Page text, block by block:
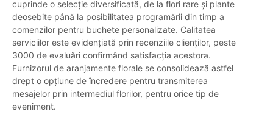
cuprinde o selecție diversificată, de la flori rare și plante
deosebite până la posibilitatea programării din timp a
comenzilor pentru buchete personalizate. Calitatea
serviciilor este evidențiată prin recenziile clienților, peste
3000 de evaluări confirmând satisfacția acestora.
Furnizorul de aranjamente florale se consolidează astfel
drept o opțiune de încredere pentru transmiterea
mesajelor prin intermediul florilor, pentru orice tip de
eveniment.